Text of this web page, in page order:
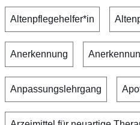
Altenpflegehelfer*in
Anerkennung
Anpassungslehrgang